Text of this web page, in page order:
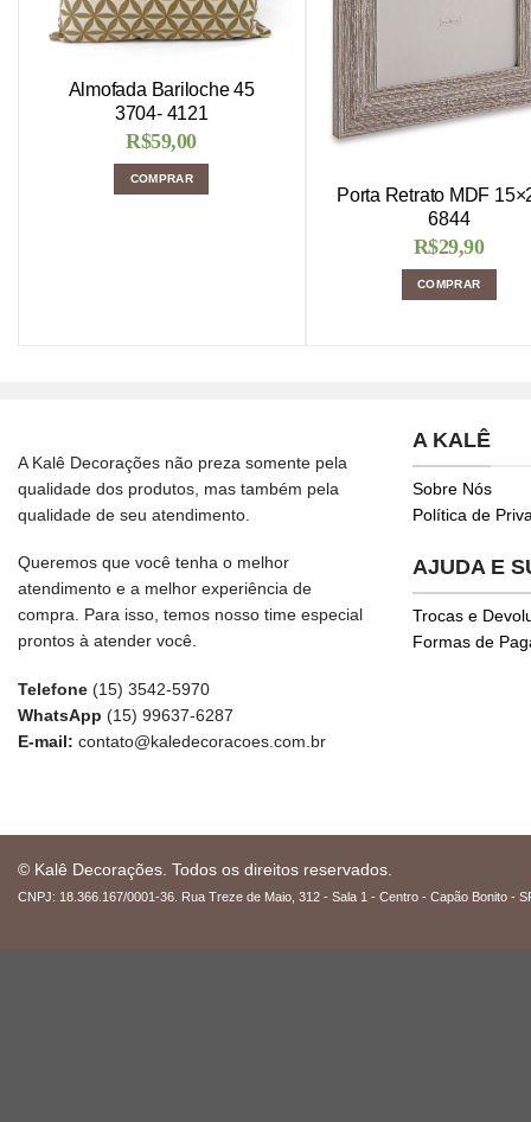
Almofada Bariloche 45
3704- 4121
R$59,00
COMPRAR
Porta Retrato MDF
6844
R$29,90
COMPRAR
A Kalê Decorações não preza somente pela
qualidade dos produtos, mas também pela
qualidade de seu atendimento.
Queremos que você tenha o melhor
atendimento e a melhor experiência de
compra. Para isso, temos nosso time especial
prontos à atender você.
Telefone (15) 3542-5970
WhatsApp (15) 99637-6287
E-mail: contato@kaledecoracoes.com.br
A KALÊ
Sobre Nós
Política de
AJUDA E
Trocas e
Formas de
© Kalê Decorações. Todos os direitos reservados.
CNPJ: 18.366.167/0001-36. Rua Treze de Maio, 312 - Sala 1 - Centro - Capão Bonito -